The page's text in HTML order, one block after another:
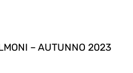
– AUTUNNO 2023